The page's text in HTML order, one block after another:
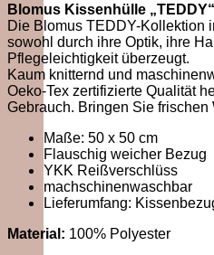
Blomus Kissenhülle
Die Blomus TEDDY-Kollektion
sowohl durch ihre Optik, ihre
Pflegeleichtigkeit überzeugt.
Kaum knitternd und
Oeko-Tex zertifizierte Qualität
Gebrauch. Bringen Sie frischen
Maße: 50 x 50 cm
Flauschig weicher Bezug
YKK Reißverschlüss
machschinenwaschbar
Lieferumfang:
Material: 100% Polyester